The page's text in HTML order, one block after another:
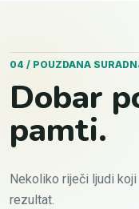
04 / POUZDANA
Dobar
pamti.
Nekoliko riječi ljudi
rezultat.